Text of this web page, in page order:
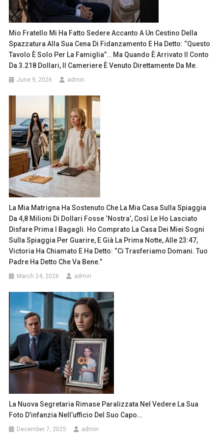
Mio Fratello Mi Ha Fatto Sedere Accanto A Un Cestino Della
Spazzatura Alla Sua Cena Di Fidanzamento E Ha Detto: “Questo
Tavolo È Solo Per La Famiglia”… Ma Quando È Arrivato Il Conto
Da 3.218 Dollari, Il Cameriere È Venuto Direttamente Da Me.
June 9, 2026 admin
La Mia Matrigna Ha Sostenuto Che La Mia Casa Sulla Spiaggia
Da 4,8 Milioni Di Dollari Fosse ‘nostra’, Così Le Ho Lasciato
Disfare Prima I Bagagli. Ho Comprato La Casa Dei Miei Sogni
Sulla Spiaggia Per Guarire, E Già La Prima Notte, Alle 23:47,
Victoria Ha Chiamato E Ha Detto: “Ci Trasferiamo Domani. Tuo
Padre Ha Detto Che Va Bene.”
March 24, 2026 admin
La Nuova Segretaria Rimase Paralizzata Nel Vedere La Sua
Foto D’infanzia Nell’ufficio Del Suo Capo…
December 7, 2025 admin